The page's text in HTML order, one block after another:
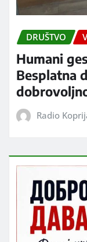
DRUŠTVO
Humani
Besplatna
Radio